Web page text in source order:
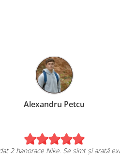
Alexandru Petcu
2 hanorace Nike. Se simt și arată